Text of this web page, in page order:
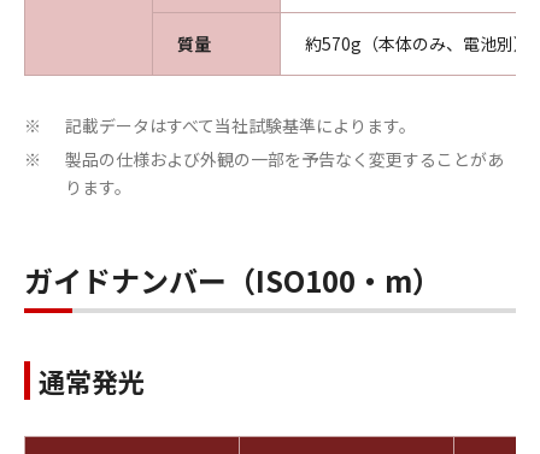
質量 約570g（本体のみ、電池別）
※ 記載データはすべて当社試験基準によります。
※
製品の仕様および外観の一部を予告なく変更することがあ
ります。
ガイドナンバー（ISO100・m）
通常発光